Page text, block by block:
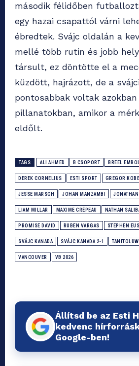
második félidőben
egy hazai csapattól várni
ébredtek. Svájc oldalán a
mellé több rutin és jobb
társult, ez döntötte el a
küzdött, hajrázott, de a
pontosabbak voltak azokban
pillanatokban, amikor a
eldőlt.
TAGS ALI AHMED B CSOPORT BREEL
DEREK CORNELIUS ESTI SPORT GREGOR
JESSE MARSCH JOHAN MANZAMBI
LIAM MILLAR MAXIME CRÉPEAU NATHAN
PROMISE DAVID RUBEN VARGAS STEPHEN
SVÁJC KANADA SVÁJC KANADA 2-1
VANCOUVER VB 2026
Állítsd be az Esti
kedvenc
Google-ben!